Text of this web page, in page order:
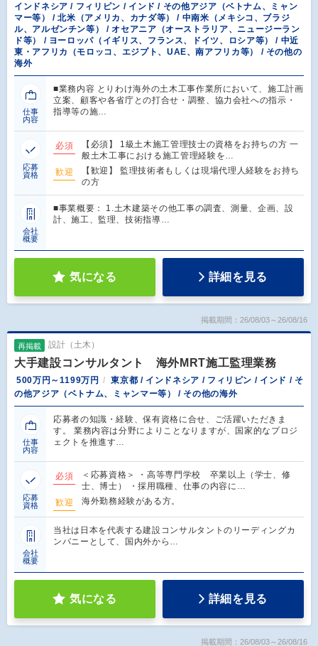
インドネシア / フィリピン / インド / その他アジア（ベトナム、ミャン
マー等） / 北米（アメリカ、カナダ等） / 中南米（メキシコ、ブラジ
ル、アルゼンチン等） / オセアニア（オーストラリア、ニュージーラン
ド等） / ヨーロッパ（イギリス、フランス、ドイツ、ロシア等） / 中近
東・アフリカ（モロッコ、エジプト、UAE、南アフリカ等） / その他の
海外
仕事
内容
■業務内容 とりわけ海外の土木工事作業所において、施工計画
立案、顧客や各省庁との打合せ・調整、協力会社への指示・
指導等の施…
応募
資格
必須
【必須】 1級土木施工管理技士の資格をお持ちの方 一
般土木工事における施工管理経験を…
歓迎
【歓迎】 監理技術者もしくは現場代理人経験をお持ち
の方
会社
概要
■事業概要： 1.土木建築その他工事の調査、測量、企画、設
計、施工、監理、技術指導…
気になる 詳細を見る
掲載期間：26/08/03～26/08/16
再掲載 設計（土木）
大手建設コンサルタント 海外MRT施工監理業務
500万円～1199万円
東京都 / インドネシア / フィリピン / インド / そ
の他アジア（ベトナム、ミャンマー等） / その他の海外
仕事
内容
応募者の知識・経験、保有資格に合せ、ご活躍いただきま
す。 業務内容は分野によりことなりますが、国家的なプロジ
ェクトを推進す…
応募
資格
必須
＜応募資格＞ ・高等専門学校 卒業以上（学士、修
士、博士） ・採用職種、仕事の内容に…
歓迎
海外勤務経験がある方。
会社
概要
当社は日本を代表する建設コンサルタントのリーディングカ
ンパニーとして、国内外から…
気になる 詳細を見る
掲載期間：26/08/03～26/08/16